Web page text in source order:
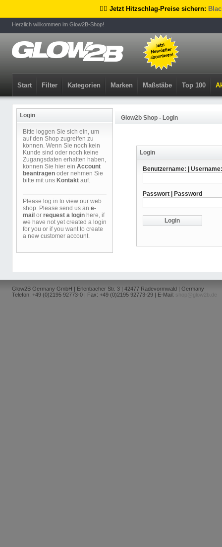
🏴‍☠️ Jetzt Hitzschlag-Preise sichern:
Herzlich willkommen im Glow2B-Shop!
Start Filter Kategorien Marken Maßstäbe Top 100
Login
Bitte loggen Sie sich ein, um
auf den Shop zugreifen zu
können. Wenn Sie noch kein
Kunde sind oder noch keine
Zugangsdaten erhalten haben,
können Sie hier ein Account
beantragen oder nehmen Sie
bitte mit uns Kontakt auf.
Please log in to view our web
shop. Please send us an e-
mail or request a login here, if
we have not yet created a login
for you or if you want to create
a new customer account.
Glow2b Shop - Login
Login
Benutzername: | Username:
Passwort | Password
Glow2B Germany GmbH | Erlenbacher Str. 3 | 42477 Radevormwald | Germany
Telefon: +49 (0)2195 92773-0 | Fax: +49 (0)2195 92773-29 | E-Mail:
shop@glow2b.de